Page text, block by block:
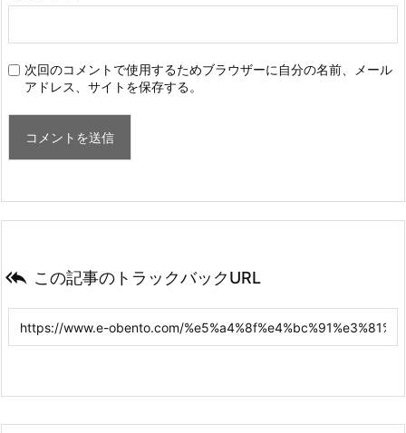
次回のコメントで使用するためブラウザーに自分の名前、メール
アドレス、サイトを保存する。
 この記事のトラックバックURL